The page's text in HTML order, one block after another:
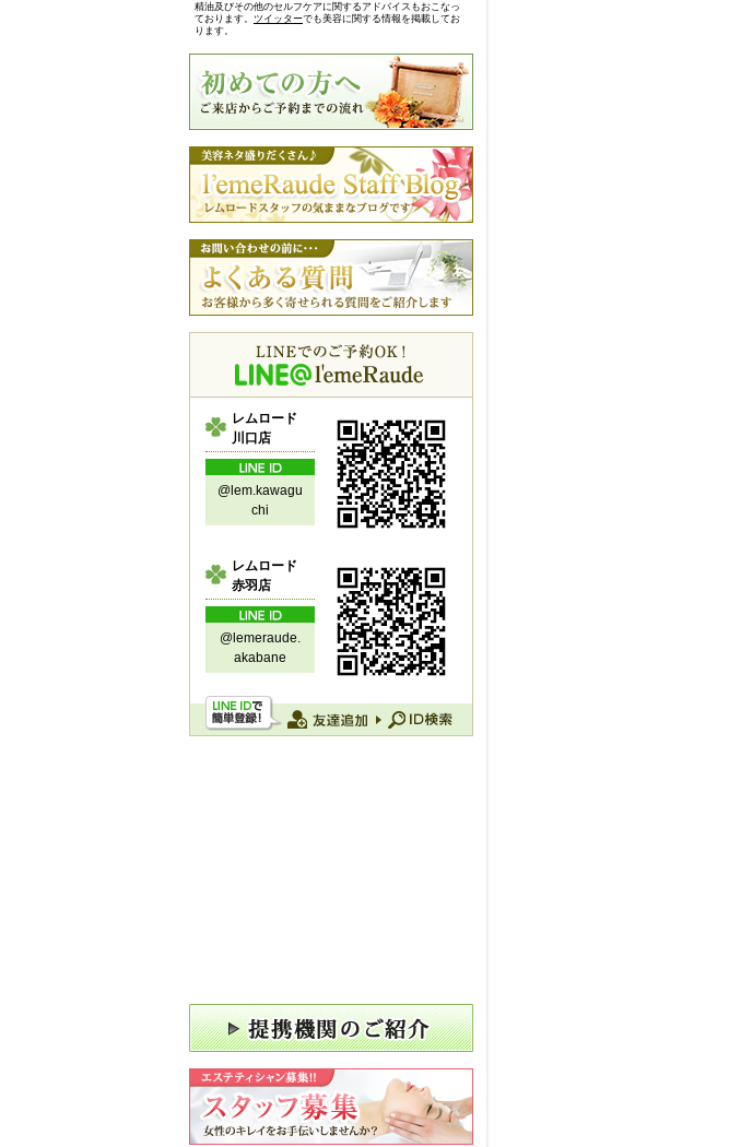
精油及びその他のセルフケアに関するアドバイスもおこなっ
ております。 ツイッターでも美容に関する情報を掲載してお
ります。
レムロード
川口店
@lem.kawagu
chi
レムロード
赤羽店
@lemeraude.
akabane